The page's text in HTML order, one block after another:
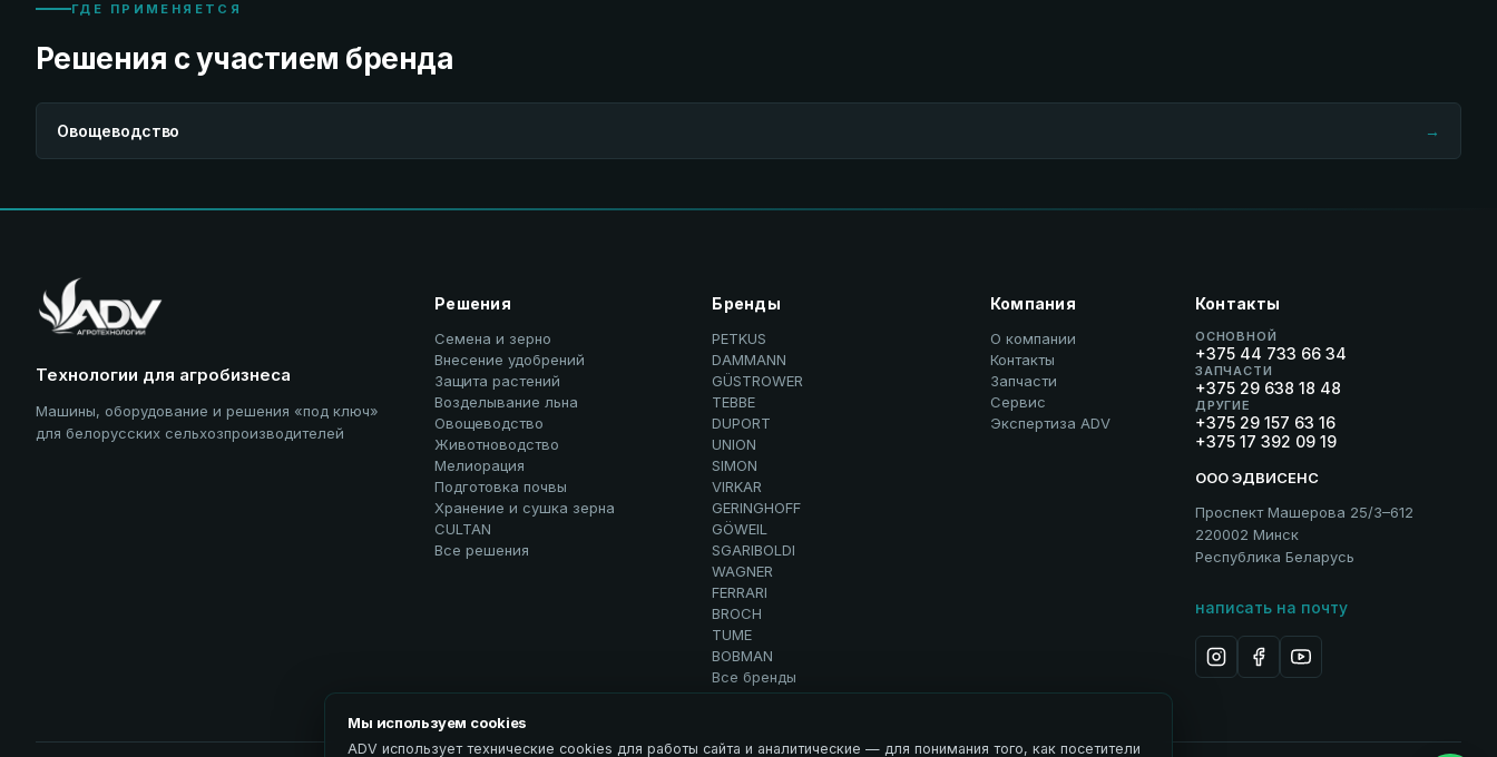
ГДЕ ПРИМЕНЯЕТСЯ
Решения с участием бренда
Овощеводство →
Технологии для агробизнеса
Машины, оборудование и решения «под ключ»
для белорусских сельхозпроизводителей
Решения
Семена и зерно
Внесение удобрений
Защита растений
Возделывание льна
Овощеводство
Животноводство
Мелиорация
Подготовка почвы
Хранение и сушка зерна
CULTAN
Все решения
Бренды
PETKUS
DAMMANN
GÜSTROWER
TEBBE
DUPORT
UNION
SIMON
VIRKAR
GERINGHOFF
GÖWEIL
SGARIBOLDI
WAGNER
FERRARI
BROCH
TUME
BOBMAN
Все бренды
Компания
О компании
Контакты
Запчасти
Сервис
Экспертиза ADV
Контакты
ОСНОВНОЙ
+375 44 733 66 34
ЗАПЧАСТИ
+375 29 638 18 48
ДРУГИЕ
+375 29 157 63 16
+375 17 392 09 19
ООО ЭДВИСЕНС
Проспект Машерова 25/3–612
220002 Минск
Республика Беларусь
написать на почту
Мы используем cookies
ADV использует технические cookies для работы сайта и аналитические — для понимания того, как посетители